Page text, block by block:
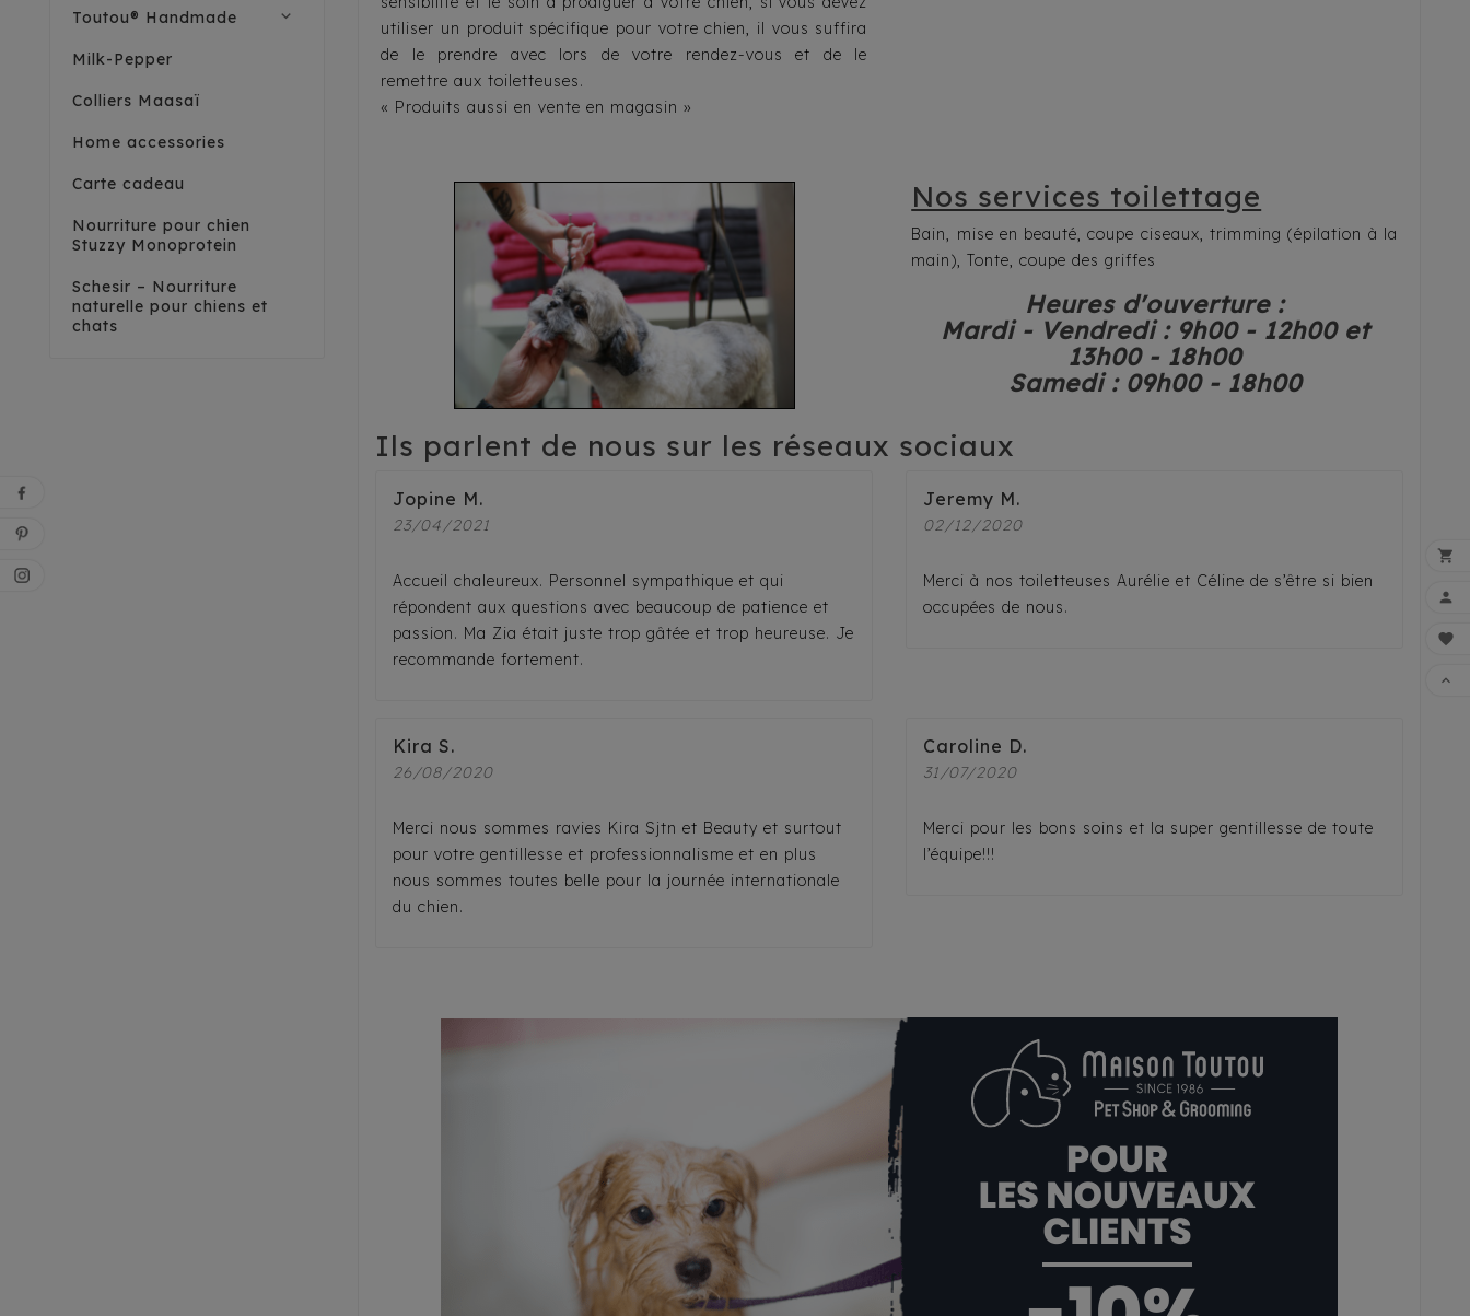
Toutou® Handmade expand_more
Milk-Pepper
Colliers Maasaï
Home accessories
Carte cadeau
Nourriture pour chien
Stuzzy Monoprotein
Schesir – Nourriture
naturelle pour chiens et
chats
utiliser un produit spécifique pour votre chien, il vous suffira
de le prendre avec lors de votre rendez-vous et de le
remettre aux toiletteuses.
« Produits aussi en vente en magasin »
Nos services toilettage
Bain, mise en beauté, coupe ciseaux, trimming (épilation à la
main), Tonte, coupe des griffes
Heures d'ouverture :
Mardi - Vendredi : 9h00 - 12h00 et
13h00 - 18h00
Samedi : 09h00 - 18h00
Ils parlent de nous sur les réseaux sociaux
Jopine M.
23/04/2021
Accueil chaleureux. Personnel sympathique et qui
répondent aux questions avec beaucoup de patience et
passion. Ma Zia était juste trop gâtée et trop heureuse. Je
recommande fortement.
Jeremy M.
02/12/2020
Merci à nos toiletteuses Aurélie et Céline de s’être si bien
occupées de nous.
Kira S.
26/08/2020
Merci nous sommes ravies Kira Sjtn et Beauty et surtout
pour votre gentillesse et professionnalisme et en plus
nous sommes toutes belle pour la journée internationale
du chien.
Caroline D.
31/07/2020
Merci pour les bons soins et la super gentillesse de toute
l’équipe!!!



